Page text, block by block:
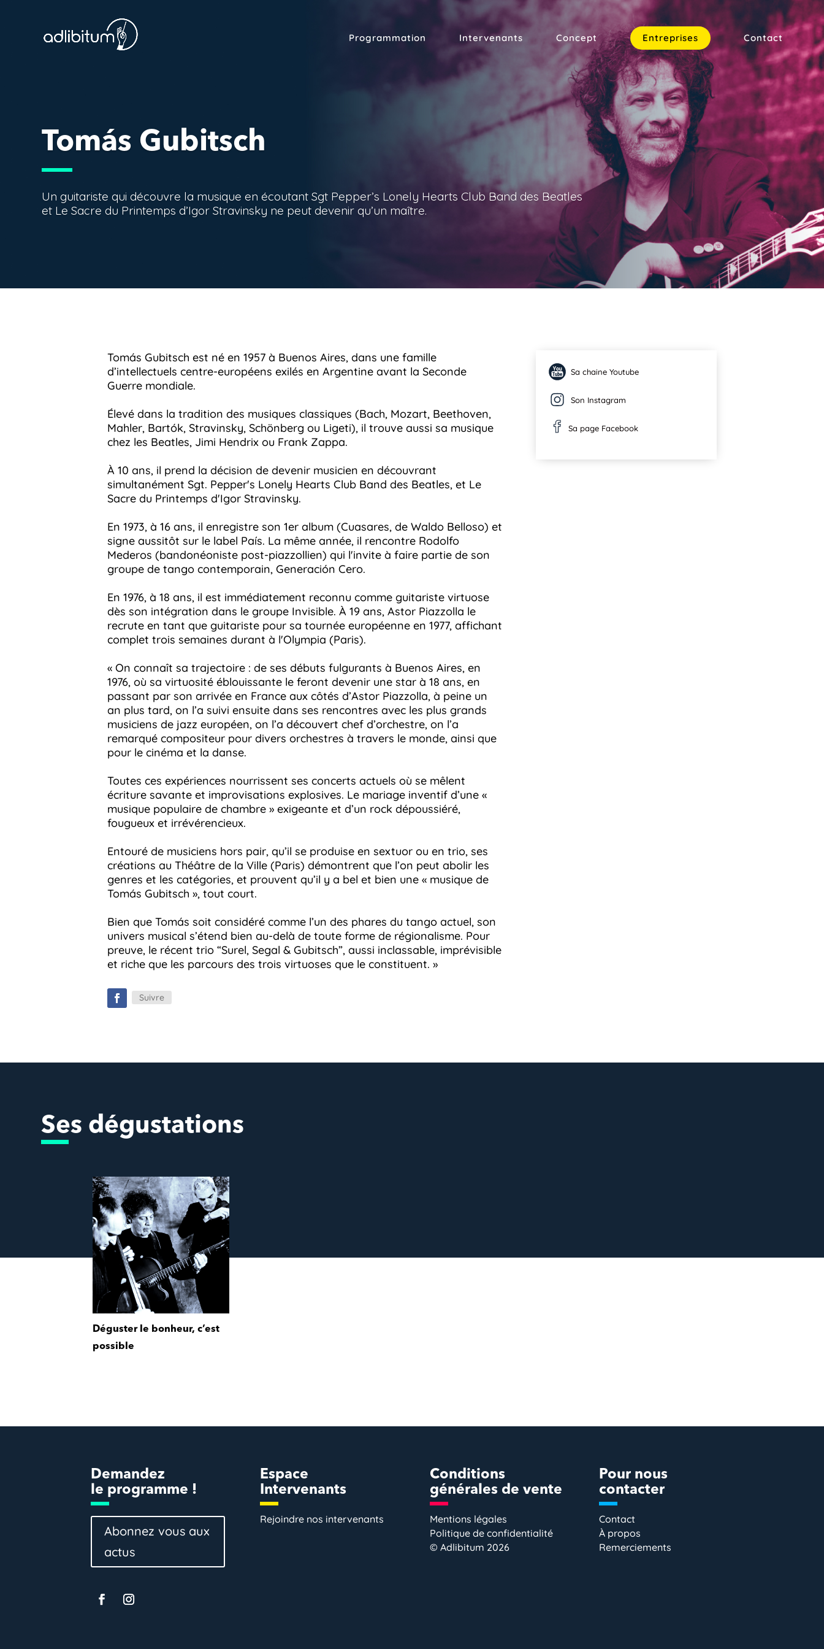
Programmation Intervenants Concept Entreprises Contact
Tomás Gubitsch
Un guitariste qui découvre la musique en écoutant Sgt Pepper’s Lonely Hearts Club Band des Beatles
et Le Sacre du Printemps d’Igor Stravinsky ne peut devenir qu’un maître.
Tomás Gubitsch est né en 1957 à Buenos Aires, dans une famille
d’intellectuels centre-européens exilés en Argentine avant la Seconde
Guerre mondiale.
Élevé dans la tradition des musiques classiques (Bach, Mozart, Beethoven,
Mahler, Bartók, Stravinsky, Schönberg ou Ligeti), il trouve aussi sa musique
chez les Beatles, Jimi Hendrix ou Frank Zappa.
À 10 ans, il prend la décision de devenir musicien en découvrant
simultanément Sgt. Pepper's Lonely Hearts Club Band des Beatles, et Le
Sacre du Printemps d'Igor Stravinsky.
En 1973, à 16 ans, il enregistre son 1er album (Cuasares, de Waldo Belloso) et
signe aussitôt sur le label País. La même année, il rencontre Rodolfo
Mederos (bandonéoniste post-piazzollien) qui l'invite à faire partie de son
groupe de tango contemporain, Generación Cero.
En 1976, à 18 ans, il est immédiatement reconnu comme guitariste virtuose
dès son intégration dans le groupe Invisible. À 19 ans, Astor Piazzolla le
recrute en tant que guitariste pour sa tournée européenne en 1977, affichant
complet trois semaines durant à l'Olympia (Paris).
« On connaît sa trajectoire : de ses débuts fulgurants à Buenos Aires, en
1976, où sa virtuosité éblouissante le feront devenir une star à 18 ans, en
passant par son arrivée en France aux côtés d’Astor Piazzolla, à peine un
an plus tard, on l’a suivi ensuite dans ses rencontres avec les plus grands
musiciens de jazz européen, on l’a découvert chef d’orchestre, on l’a
remarqué compositeur pour divers orchestres à travers le monde, ainsi que
pour le cinéma et la danse.
Toutes ces expériences nourrissent ses concerts actuels où se mêlent
écriture savante et improvisations explosives. Le mariage inventif d’une «
musique populaire de chambre » exigeante et d’un rock dépoussiéré,
fougueux et irrévérencieux.
Entouré de musiciens hors pair, qu’il se produise en sextuor ou en trio, ses
créations au Théâtre de la Ville (Paris) démontrent que l’on peut abolir les
genres et les catégories, et prouvent qu’il y a bel et bien une « musique de
Tomás Gubitsch », tout court.
Bien que Tomás soit considéré comme l’un des phares du tango actuel, son
univers musical s’étend bien au-delà de toute forme de régionalisme. Pour
preuve, le récent trio “Surel, Segal & Gubitsch”, aussi inclassable, imprévisible
et riche que les parcours des trois virtuoses que le constituent. »
Suivre
Sa chaine Youtube
Son Instagram
Sa page Facebook
Ses dégustations
Déguster le bonheur, c’est
possible
Demandez
le programme !
Abonnez vous aux
actus
Espace
Intervenants
Rejoindre nos intervenants
Conditions
générales de vente
Mentions légales
Politique de confidentialité
© Adlibitum 2026
Pour nous
contacter
Contact
À propos
Remerciements